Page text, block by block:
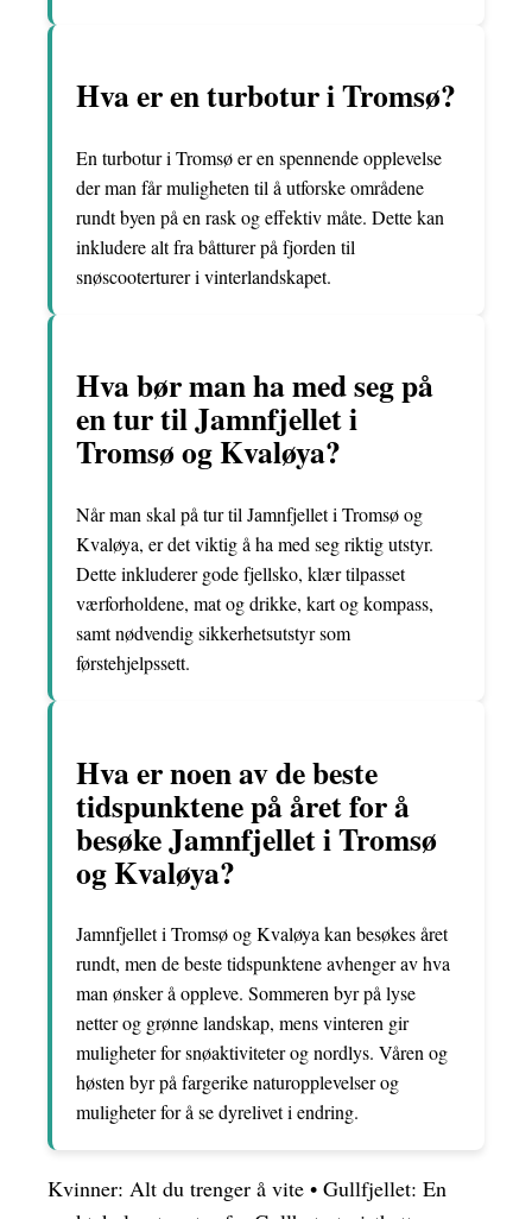
Hva er en turbotur i Tromsø?
En turbotur i Tromsø er en spennende opplevelse
der man får muligheten til å utforske områdene
rundt byen på en rask og effektiv måte. Dette kan
inkludere alt fra båtturer på fjorden til
snøscooterturer i vinterlandskapet.
Hva bør man ha med seg på
en tur til Jamnfjellet i
Tromsø og Kvaløya?
Når man skal på tur til Jamnfjellet i Tromsø og
Kvaløya, er det viktig å ha med seg riktig utstyr.
Dette inkluderer gode fjellsko, klær tilpasset
værforholdene, mat og drikke, kart og kompass,
samt nødvendig sikkerhetsutstyr som
førstehjelpssett.
Hva er noen av de beste
tidspunktene på året for å
besøke Jamnfjellet i Tromsø
og Kvaløya?
Jamnfjellet i Tromsø og Kvaløya kan besøkes året
rundt, men de beste tidspunktene avhenger av hva
man ønsker å oppleve. Sommeren byr på lyse
netter og grønne landskap, mens vinteren gir
muligheter for snøaktiviteter og nordlys. Våren og
høsten byr på fargerike naturopplevelser og
muligheter for å se dyrelivet i endring.
Kvinner: Alt du trenger å vite • Gullfjellet: En